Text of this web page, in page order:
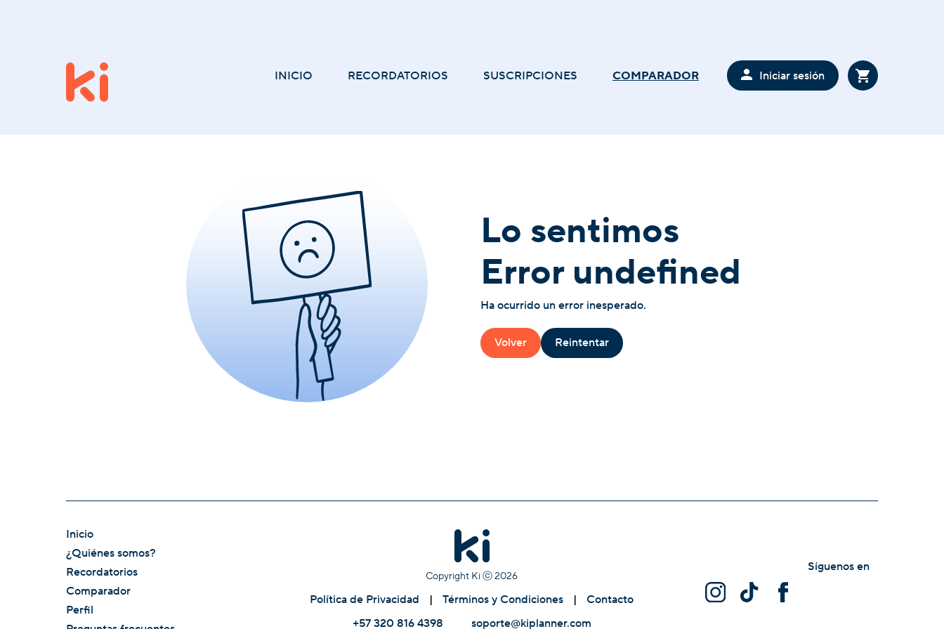
INICIO RECORDATORIOS SUSCRIPCIONES COMPARADOR Iniciar sesión
Lo sentimos
Error undefined
Ha ocurrido un error inesperado.
Volver Reintentar
Inicio
¿Quiénes somos?
Recordatorios
Comparador
Perfil
Copyright Ki ⓒ2026
Política de Privacidad | Términos y Condiciones |
Contacto
+57 320 816 4398
soporte@kiplanner.com
Síguenos en